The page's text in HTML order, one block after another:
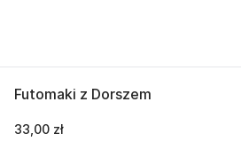
Futomaki z Dorszem
33,00 zł